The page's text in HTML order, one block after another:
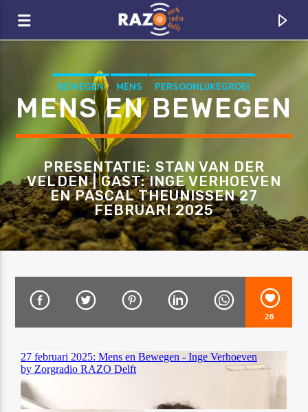
TITLE
ARTIST
Luister RAZO online
BEWEGEN MENS
PERSOONLIJKEGROEI
RAZO & ZORG
MENS EN BEWEGEN
PRESENTATIE: STAN VAN DER
VELDEN | GAST: INGE VERHOEVEN
EN PASCAL THEUNISSEN 27
FEBRUARI 2025
26